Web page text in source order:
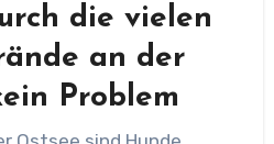
die vielen
an der
Problem